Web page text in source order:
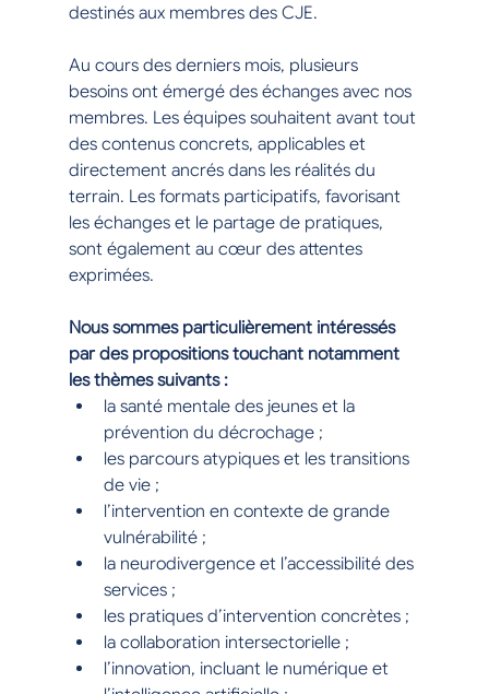
destinés aux membres des CJE.
Au cours des derniers mois, plusieurs
besoins ont émergé des échanges avec nos
membres. Les équipes souhaitent avant tout
des contenus concrets, applicables et
directement ancrés dans les réalités du
terrain. Les formats participatifs, favorisant
les échanges et le partage de pratiques,
sont également au cœur des attentes
exprimées.
Nous sommes particulièrement intéressés
par des propositions touchant notamment
les thèmes suivants :
la santé mentale des jeunes et la
prévention du décrochage ;
les parcours atypiques et les transitions
de vie ;
l’intervention en contexte de grande
vulnérabilité ;
la neurodivergence et l’accessibilité des
services ;
les pratiques d’intervention concrètes ;
la collaboration intersectorielle ;
l’innovation, incluant le numérique et